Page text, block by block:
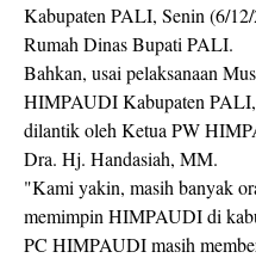
Kabupaten PALI, Senin (6/
Rumah Dinas Bupati PALI.
Bahkan, usai pelaksanaan
HIMPAUDI Kabupaten
dilantik oleh Ketua PW
Dra. Hj. Handasiah, MM.
"Kami yakin, masih banyak
memimpin HIMPAUDI di
PC HIMPAUDI masih